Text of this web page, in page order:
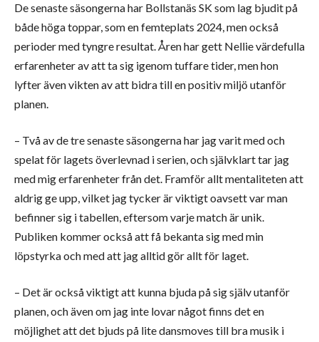
De senaste säsongerna har Bollstanäs SK som lag bjudit på
både höga toppar, som en femteplats 2024, men också
perioder med tyngre resultat. Åren har gett Nellie värdefulla
erfarenheter av att ta sig igenom tuffare tider, men hon
lyfter även vikten av att bidra till en positiv miljö utanför
planen.
– Två av de tre senaste säsongerna har jag varit med och
spelat för lagets överlevnad i serien, och självklart tar jag
med mig erfarenheter från det. Framför allt mentaliteten att
aldrig ge upp, vilket jag tycker är viktigt oavsett var man
befinner sig i tabellen, eftersom varje match är unik.
Publiken kommer också att få bekanta sig med min
löpstyrka och med att jag alltid gör allt för laget.
– Det är också viktigt att kunna bjuda på sig själv utanför
planen, och även om jag inte lovar något finns det en
möjlighet att det bjuds på lite dansmoves till bra musik i